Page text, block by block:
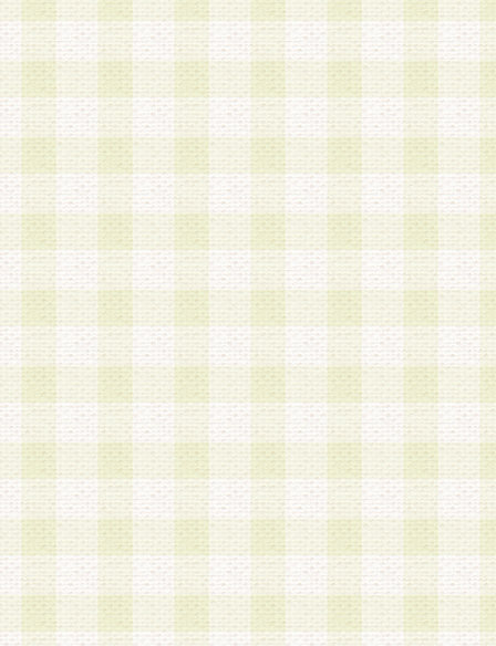
a.既に登録されている会員と同一のメールアドレ
録する場合
b.本サービスと同様のサービスを提供している企
業に従事していると思われる本人またはその家族
場合
c.その他当社が不適切と判断する場合
2.当社は、会員登録希望者を会員として承認する
した 場合、会員登録希望者による会員登録手続
による承認後の場合であっても、会員登録の取り
の抹消を、当社が適切と判 断する方法・手段に
とができるものとします。
3.会員登録希望者が18歳未満、成年被後見人、被
人 である場合は、親権者などの法定代理人の同
録を行うものとします。なお、義務教育学齢に該
者については、登録時に 当社が別途定める方法
権者による承認手続きを行うものとします。
第3条 会員の登録方法
1.会員登録手続きは、会員登録希望者本人が行う
る登録は一切認められないものとします。
2.会員登録希望者は、本規約に同意の後、当社指